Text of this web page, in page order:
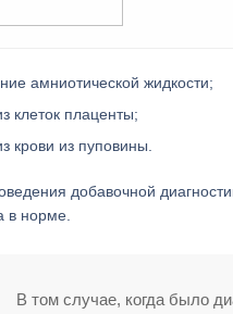
амниотической жидкости;
клеток плаценты;
крови из пуповины.
добавочной
в норме.
В том случае, когда было